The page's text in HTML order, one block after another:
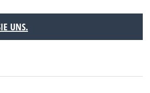
UNS.